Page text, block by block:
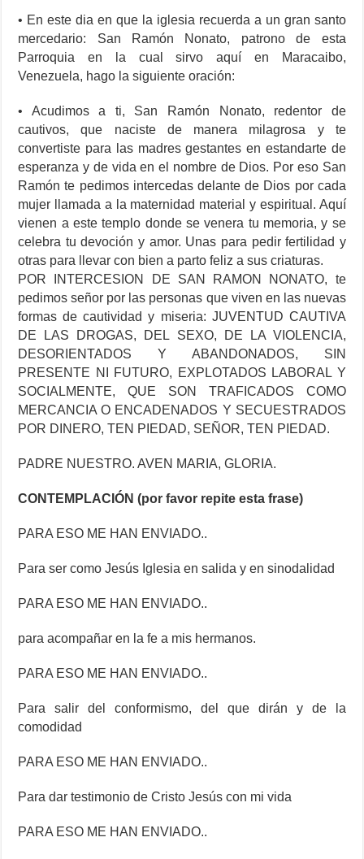
• En este dia en que la iglesia recuerda a un gran santo
mercedario: San Ramón Nonato, patrono de esta
Parroquia en la cual sirvo aquí en Maracaibo,
Venezuela, hago la siguiente oración:
• Acudimos a ti, San Ramón Nonato, redentor de
cautivos, que naciste de manera milagrosa y te
convertiste para las madres gestantes en estandarte de
esperanza y de vida en el nombre de Dios. Por eso San
Ramón te pedimos intercedas delante de Dios por cada
mujer llamada a la maternidad material y espiritual. Aquí
vienen a este templo donde se venera tu memoria, y se
celebra tu devoción y amor. Unas para pedir fertilidad y
otras para llevar con bien a parto feliz a sus criaturas.
POR INTERCESION DE SAN RAMON NONATO, te
pedimos señor por las personas que viven en las nuevas
formas de cautividad y miseria: JUVENTUD CAUTIVA
DE LAS DROGAS, DEL SEXO, DE LA VIOLENCIA,
DESORIENTADOS Y ABANDONADOS, SIN
PRESENTE NI FUTURO, EXPLOTADOS LABORAL Y
SOCIALMENTE, QUE SON TRAFICADOS COMO
MERCANCIA O ENCADENADOS Y SECUESTRADOS
POR DINERO, TEN PIEDAD, SEÑOR, TEN PIEDAD.
PADRE NUESTRO. AVEN MARIA, GLORIA.
CONTEMPLACIÓN (por favor repite esta frase)
PARA ESO ME HAN ENVIADO..
Para ser como Jesús Iglesia en salida y en sinodalidad
PARA ESO ME HAN ENVIADO..
para acompañar en la fe a mis hermanos.
PARA ESO ME HAN ENVIADO..
Para salir del conformismo, del que dirán y de la
comodidad
PARA ESO ME HAN ENVIADO..
Para dar testimonio de Cristo Jesús con mi vida
PARA ESO ME HAN ENVIADO..